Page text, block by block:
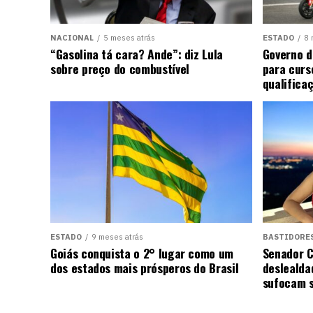
NACIONAL 5 meses atrás
“Gasolina tá cara? Ande”: diz Lula
sobre preço do combustível
ESTADO 8
Governo
para
ESTADO 9 meses atrás
Goiás conquista o 2° lugar como um
dos estados mais prósperos do Brasil
Senador
sufocam